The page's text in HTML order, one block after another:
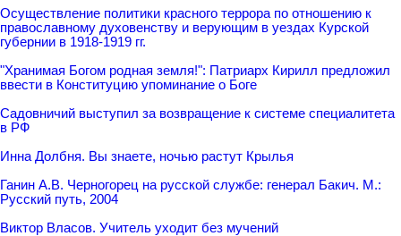
Осуществление политики красного террора по отношению к
православному духовенству и верующим в уездах Курской
губернии в 1918-1919 гг.
"Хранимая Богом родная земля!": Патриарх Кирилл предложил
ввести в Конституцию упоминание о Боге
Садовничий выступил за возвращение к системе специалитета
в РФ
Инна Долбня. Вы знаете, ночью растут Крылья
Ганин А.В. Черногорец на русской службе: генерал Бакич. М.:
Русский путь, 2004
Виктор Власов. Учитель уходит без мучений